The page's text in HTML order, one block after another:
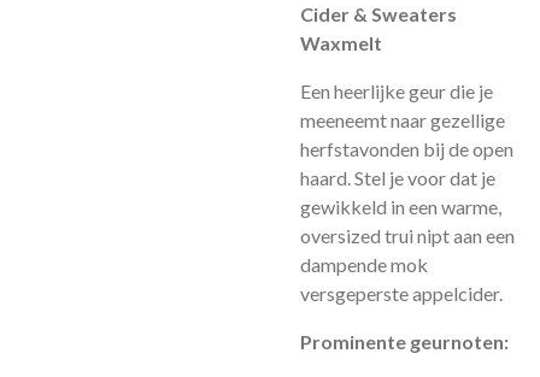
Cider & Sweaters
Waxmelt
Een heerlijke geur die je
meeneemt naar gezellige
herfstavonden bij de open
haard. Stel je voor dat je
gewikkeld in een warme,
oversized trui nipt aan een
dampende mok
versgeperste appelcider.
Prominente geurnoten: